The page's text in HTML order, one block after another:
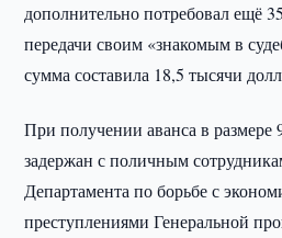
дополнительно потребовал ещё
передачи своим «знакомым в
сумма составила 18,5 тысячи
При получении аванса в размере
задержан с поличным
Департамента по борьбе с
преступлениями Генеральной